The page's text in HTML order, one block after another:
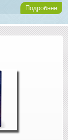
Подробнее